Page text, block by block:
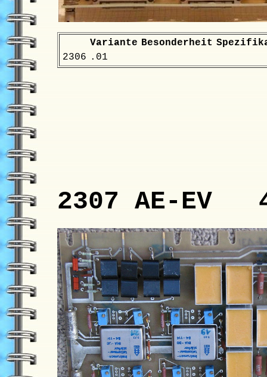
Variante Besonderheit
2306 .01
2307 AE-EV